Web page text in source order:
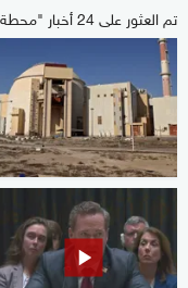
تم العثور على 24 أخبار "محطة نووية"